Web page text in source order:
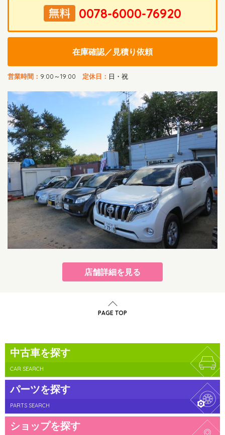
在庫確認／見積り依頼
営業時間： 9:00～19:00 定休日： 日・祝
店舗詳細を見る
PAGE TOP
中古車を探す
CAR SEARCH
パーツを探す
PARTS SEARCH
ショップを探す